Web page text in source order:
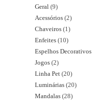
Geral 9
Acessórios 2
Chaveiros 1
Enfeites 10
Espelhos Decorativos
Jogos 2
Linha Pet 20
Luminárias 20
Mandalas 28